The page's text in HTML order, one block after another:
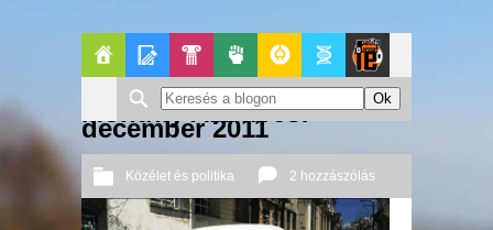
FőoldalBlogokPop-
Kult
PolitikaGeekZone
Monthly Archives:
december 2011
Közélet és politika 2 hozzászólás
2011 12. 17. Őri András